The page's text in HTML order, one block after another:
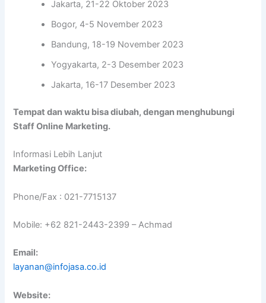
Jakarta, 21-22 Oktober 2023
Bogor, 4-5 November 2023
Bandung, 18-19 November 2023
Yogyakarta, 2-3 Desember 2023
Jakarta, 16-17 Desember 2023
Tempat dan waktu bisa diubah, dengan menghubungi
Staff Online Marketing.
Informasi Lebih Lanjut
Marketing Office:
Phone/Fax : 021-7715137
Mobile: +62 821-2443-2399 – Achmad
Email:
layanan@infojasa.co.id
Website: